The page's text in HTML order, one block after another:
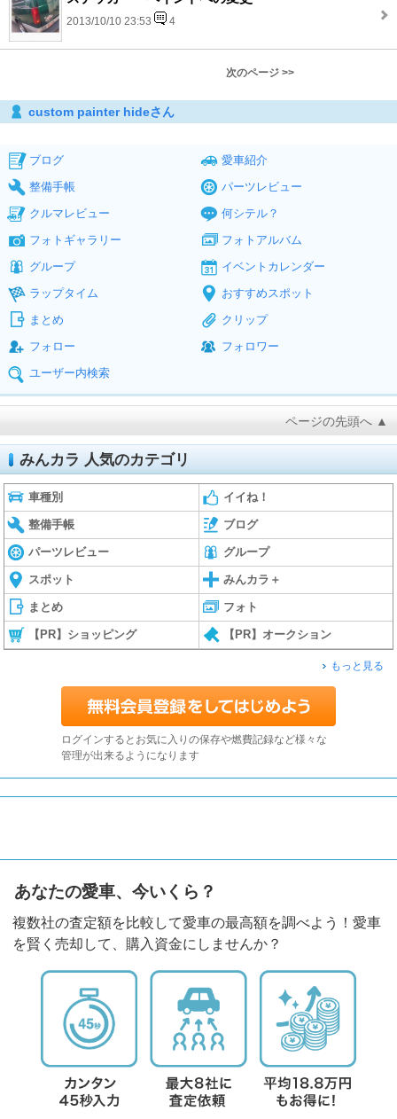
2013/10/10 23:53 4
次のページ >>
custom painter hideさん
ブログ
愛車紹介
整備手帳
パーツレビュー
クルマレビュー
何シテル？
フォトギャラリー
フォトアルバム
グループ
イベントカレンダー
ラップタイム
おすすめスポット
まとめ
クリップ
フォロー
フォロワー
ユーザー内検索
ページの先頭へ ▲
みんカラ 人気のカテゴリ
車種別 イイね！
整備手帳 ブログ
パーツレビュー グループ
スポット みんカラ＋
まとめ フォト
【PR】ショッピング 【PR】オークション
もっと見る
ログインするとお気に入りの保存や燃費記録など様々な
管理が出来るようになります
あなたの愛車、今いくら？
複数社の査定額を比較して愛車の最高額を調べよう！愛車
を賢く売却して、購入資金にしませんか？